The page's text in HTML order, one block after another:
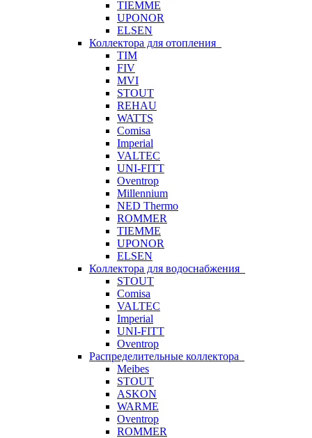
TIEMME
UPONOR
ELSEN
Коллектора для отопления
TIM
FIV
MVI
STOUT
REHAU
WATTS
Comisa
Imperial
VALTEC
UNI-FITT
Oventrop
Millennium
NED Thermo
ROMMER
TIEMME
UPONOR
ELSEN
Коллектора для водоснабжения
STOUT
Comisa
VALTEC
Imperial
UNI-FITT
Oventrop
Распределительные коллектора
Meibes
STOUT
ASKON
WARME
Oventrop
ROMMER